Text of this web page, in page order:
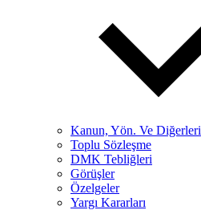
Kanun, Yön. Ve Diğerleri
Toplu Sözleşme
DMK Tebliğleri
Görüşler
Özelgeler
Yargı Kararları